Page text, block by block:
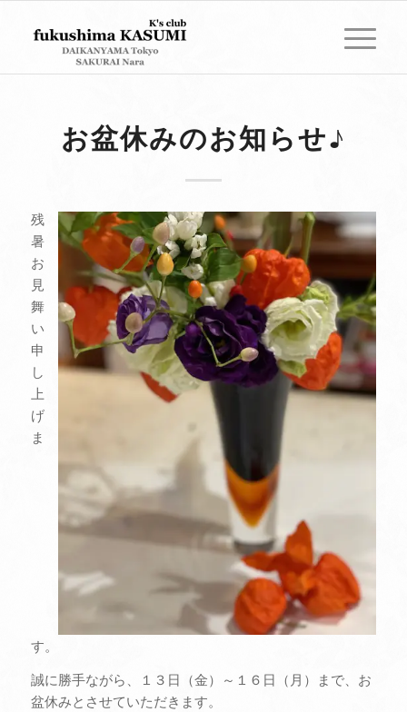
お盆休みのお知らせ♪
残
暑
お
見
舞
い
申
し
上
げ
ま
す。
誠に勝手ながら、１３日（金）～１６日（月）まで、お
盆休みとさせていただきます。